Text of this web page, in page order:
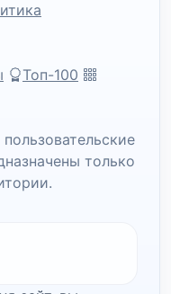
Топ-100
только